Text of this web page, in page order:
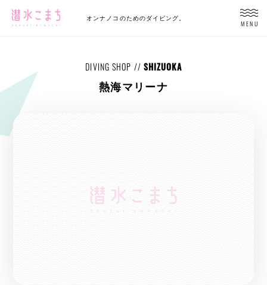
MENU
オンナノコのためのダイビング。
DIVING SHOP // SHIZUOKA
熱海マリーナ